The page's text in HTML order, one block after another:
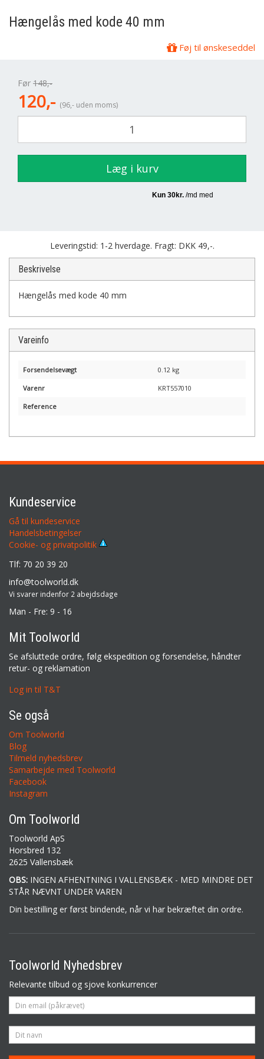
Hængelås med kode 40 mm
Føj til ønskeseddel
Før 148,-
120,- (96,- uden moms)
Læg i kurv
Leveringstid: 1-2 hverdage. Fragt: DKK 49,-.
Beskrivelse
Hængelås med kode 40 mm
Vareinfo
Forsendelsevægt 0.12 kg
Varenr KRT557010
Reference
Kundeservice
Gå til kundeservice
Handelsbetingelser
Cookie- og privatpolitik
Tlf: 70 20 39 20
info@toolworld.dk
Vi svarer indenfor 2 abejdsdage
Man - Fre: 9 - 16
Mit Toolworld
Se afsluttede ordre, følg ekspedition og forsendelse, håndter
retur- og reklamation
Log in til T&T
Se også
Om Toolworld
Blog
Tilmeld nyhedsbrev
Samarbejde med Toolworld
Facebook
Instagram
Om Toolworld
Toolworld ApS
Horsbred 132
2625 Vallensbæk
OBS: INGEN AFHENTNING I VALLENSBÆK - MED MINDRE DET
STÅR NÆVNT UNDER VAREN
Din bestilling er først bindende, når vi har bekræftet din ordre.
Toolworld Nyhedsbrev
Relevante tilbud og sjove konkurrencer